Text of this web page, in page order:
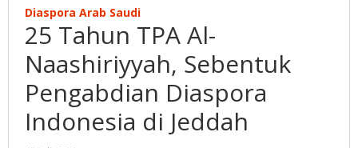
Naashiriyyah,
Sebentuk
Pengabdian
Diaspora
Indonesia
di
Jeddah
Diaspora Arab Saudi
25 Tahun TPA Al-
Naashiriyyah, Sebentuk
Pengabdian Diaspora
Indonesia di Jeddah